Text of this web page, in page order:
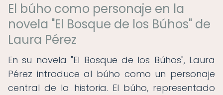
El búho como personaje en la
novela "El Bosque de los Búhos" de
Laura Pérez
En su novela "El Bosque de los Búhos", Laura
Pérez introduce al búho como un personaje
central de la historia. El búho, representado